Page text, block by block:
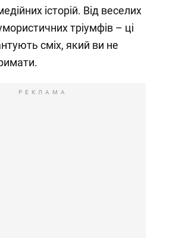
історій. Від веселих
тріумфів – ці
сміх, який ви не
РЕКЛАМА